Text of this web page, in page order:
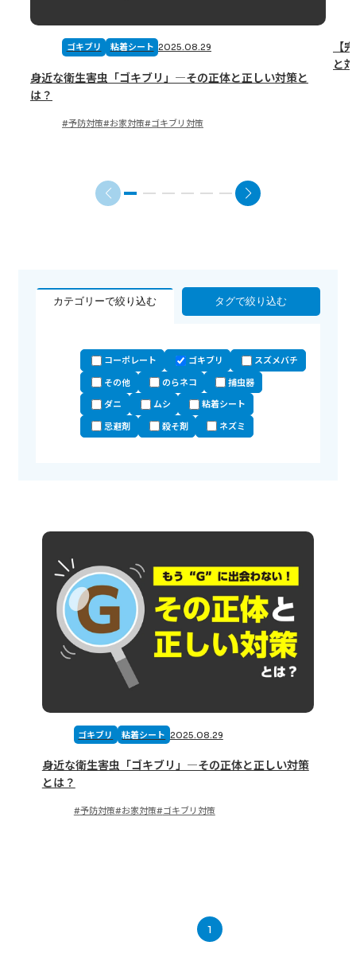
ゴキブリ 粘着シート 2025.08.29
身近な衛生害虫「ゴキブリ」―その正体と正しい対策と
は？
予防対策 お家対策 ゴキブリ対策
【
と
カテゴリーで絞り込む タグで絞り込む
コーポレート ゴキブリ
スズメバチ
その他
のらネコ
捕虫器
ダニ
ムシ
粘着シート
忌避剤
殺そ剤 ネズミ
ゴキブリ 粘着シート 2025.08.29
身近な衛生害虫「ゴキブリ」―その正体と正しい対策
とは？
予防対策 お家対策 ゴキブリ対策
1